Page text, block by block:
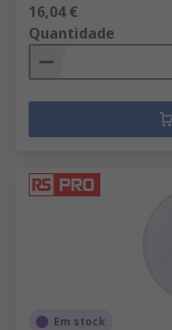
16,04 €
Quantidade
Em stock